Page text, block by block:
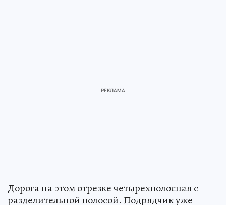
Дорога на этом отрезке четырехполосная с
разделительной полосой. Подрядчик уже